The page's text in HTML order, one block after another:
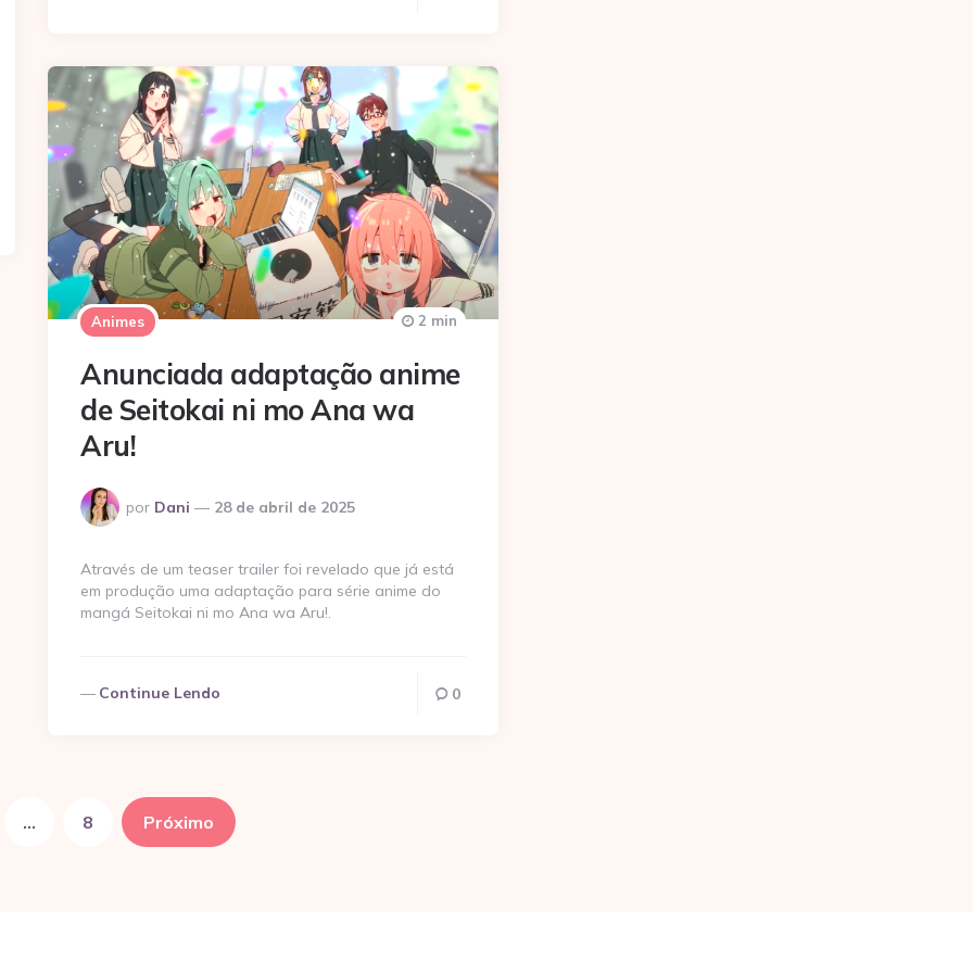
Animes
Anunciada adaptação anime
de Seitokai ni mo Ana wa
Aru!
Postado
por
por Dani 28 de abril de 2025
2 min
Através de um teaser trailer foi revelado que já está
em produção uma adaptação para série anime do
mangá Seitokai ni mo Ana wa Aru!.
Continue Lendo 0
… 8 Próximo